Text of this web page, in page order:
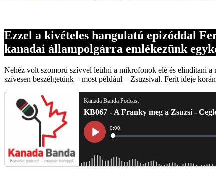
Ezzel a kivételes hangulatú epizóddal
kanadai állampolgárra emlékezünk
Nehéz volt szomorú szívvel leülni a mikrofonok elé és elindítani
szívesen beszélgetünk – most például – Zsuzsival. Ferit ideje